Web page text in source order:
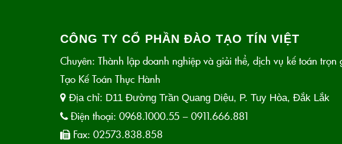
CÔNG TY CỔ PHẦN ĐÀO TẠO TÍN VIỆT
Chuyên: Thành lập doanh nghiệp và giải thể, dịch vụ kế toán trọn
Tạo Kế Toán Thực Hành
Địa chỉ: D11 Đường Trần Quang Diệu, P. Tuy Hòa, Đắk Lắk
Điện thoại: 0968.1000.55 – 0911.666.881
Fax: 02573.838.858